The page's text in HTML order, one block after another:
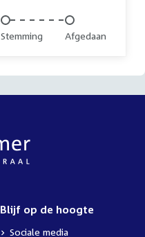
Onvoltooid:
Stemming Onvoltooid:
Afgedaan
Blijf op de hoogte
Sociale media